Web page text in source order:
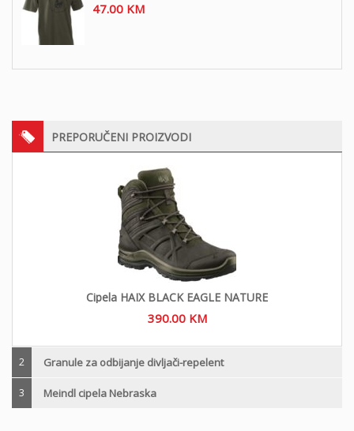
47.00 KM
PREPORUČENI PROIZVODI
Cipela HAIX BLACK EAGLE NATURE
390.00 KM
2 Granule za odbijanje divljači-repelent
3 Meindl cipela Nebraska